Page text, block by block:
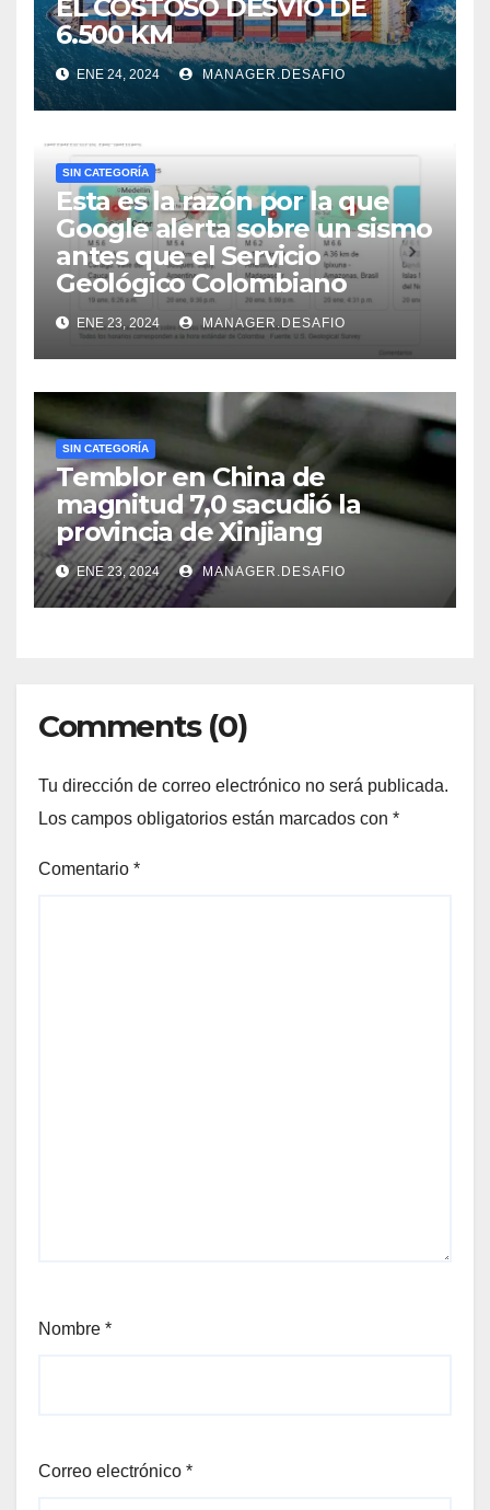
EL COSTOSO DESVÍO DE
6.500 KM
ENE 24, 2024 MANAGER.DESAFIO
SIN CATEGORÍA
Esta es la razón por la que
Google alerta sobre un sismo
antes que el Servicio
Geológico Colombiano
ENE 23, 2024 MANAGER.DESAFIO
SIN CATEGORÍA
Temblor en China de
magnitud 7,0 sacudió la
provincia de Xinjiang
ENE 23, 2024 MANAGER.DESAFIO
Comments (0)
Tu dirección de correo electrónico no será publicada.
Los campos obligatorios están marcados con *
Comentario *
Nombre *
Correo electrónico *